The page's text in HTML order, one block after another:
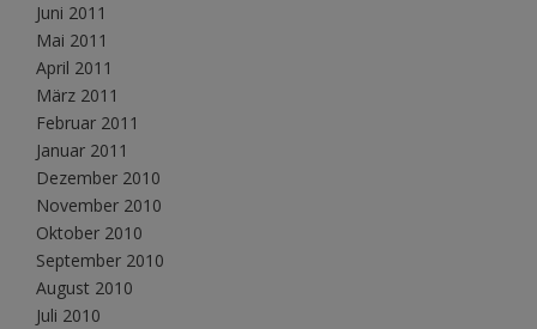
Juni 2011
Mai 2011
April 2011
März 2011
Februar 2011
Januar 2011
Dezember 2010
November 2010
Oktober 2010
September 2010
August 2010
Juli 2010